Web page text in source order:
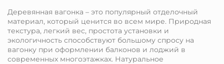
Деревянная вагонка – это популярный отделочный
материал, который ценится во всем мире. Природная
текстура, легкий вес, простота установки и
экологичность способствуют большому спросу на
вагонку при оформлении балконов и лоджий в
современных многоэтажках. Натуральное